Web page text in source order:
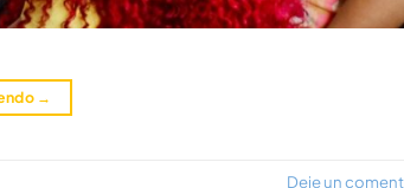
→
Deje un